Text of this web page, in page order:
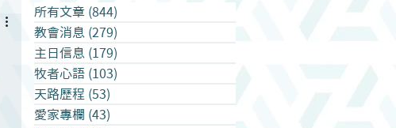
所有文章 (844)
教會消息 (279)
主日信息 (179)
牧者心語 (103)
天路歷程 (53)
愛家專欄 (43)